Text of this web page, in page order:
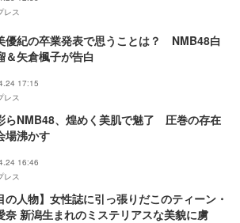
レス
優紀の卒業発表で思うことは？ NMB48白
＆矢倉楓子が告白
17:15
レス
らNMB48、煌めく美肌で魅了 圧巻の存在
場沸かす
16:46
レス
の人物】女性誌に引っ張りだこのティーン・
奈 新潟生まれのミステリアスな美貌に虜